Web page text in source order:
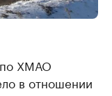
по ХМАО
в отношении